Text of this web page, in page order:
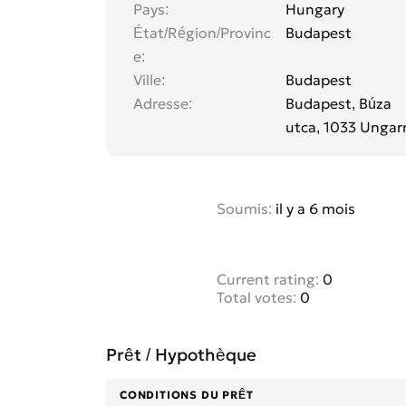
Pays
Hungary
État/Région/Provinc
e
Budapest
Ville
Budapest
Adresse
Budapest, Búza
utca, 1033
Soumis: il y a 6 mois
Current rating: 0
Total votes: 0
Prêt / Hypothèque
CONDITIONS DU PRÊT